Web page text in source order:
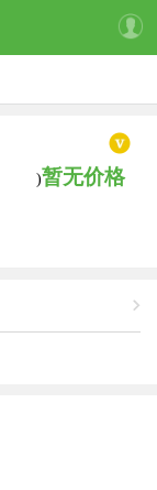
)暂无价格